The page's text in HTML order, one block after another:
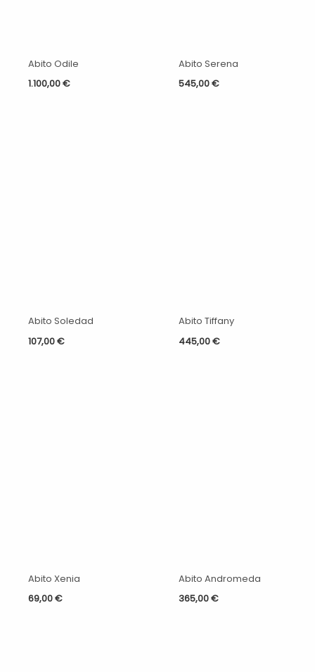
Abito Odile
1.100,00€
Abito Serena
545,00€
Abito Soledad
107,00€
Abito Tiffany
445,00€
Abito Xenia
69,00€
Abito Andromeda
365,00€